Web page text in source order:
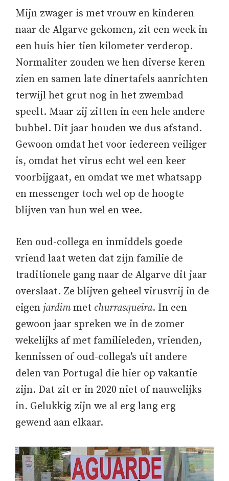
Mijn zwager is met vrouw en kinderen
naar de Algarve gekomen, zit een week in
een huis hier tien kilometer verderop.
Normaliter zouden we hen diverse keren
zien en samen late dinertafels aanrichten
terwijl het grut nog in het zwembad
speelt. Maar zij zitten in een hele andere
bubbel. Dit jaar houden we dus afstand.
Gewoon omdat het voor iedereen veiliger
is, omdat het virus echt wel een keer
voorbijgaat, en omdat we met whatsapp
en messenger toch wel op de hoogte
blijven van hun wel en wee.
Een oud-collega en inmiddels goede
vriend laat weten dat zijn familie de
traditionele gang naar de Algarve dit jaar
overslaat. Ze blijven geheel virusvrij in de
eigen jardimmet churrasqueira. In een
gewoon jaar spreken we in de zomer
wekelijks af met familieleden, vrienden,
kennissen of oud-collega’s uit andere
delen van Portugal die hier op vakantie
zijn. Dat zit er in 2020 niet of nauwelijks
in. Gelukkig zijn we al erg lang erg
gewend aan elkaar.